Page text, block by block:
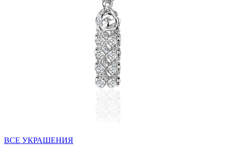
ВСЕ УКРАШЕНИЯ